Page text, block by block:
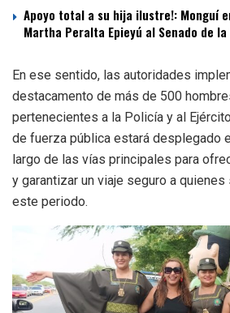
Apoyo total a su hija ilustre!: Monguí
Martha Peralta Epieyú al Senado de
En ese sentido, las autoridades
destacamento de más de 500
pertenecientes a la Policía y al
de fuerza pública estará desplegado
largo de las vías principales para
y garantizar un viaje seguro a
este periodo.